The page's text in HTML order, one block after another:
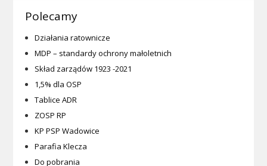
Polecamy
Działania ratownicze
MDP – standardy ochrony małoletnich
Skład zarządów 1923 -2021
1,5% dla OSP
Tablice ADR
ZOSP RP
KP PSP Wadowice
Parafia Klecza
Do pobrania